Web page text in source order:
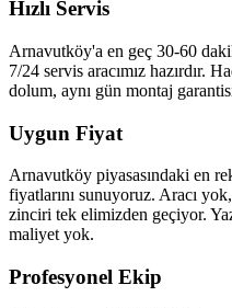
Hızlı Servis
Arnavutköy'a en geç 30-60
7/24 servis aracımız hazırdır.
dolum, aynı gün montaj
Uygun Fiyat
Arnavutköy piyasasındaki en
fiyatlarını sunuyoruz. Aracı
zinciri tek elimizden geçiyor.
maliyet yok.
Profesyonel Ekip